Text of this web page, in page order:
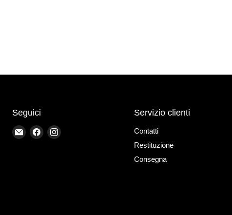
Seguici
EmailTrovaciTrovaci
Servizio clienti
Contatti
Restituzione
Consegna